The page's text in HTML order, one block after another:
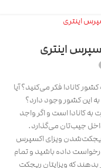
اینتری
کانادا فکر می‌کنید؟ آیا
این کشور وجود دارد؟
کانادا است و اگر واجد
جیب‌تان می‌گذارد.
ویزای اکسپرس
داده باشید و تمام
که ویزایتان ریجکت